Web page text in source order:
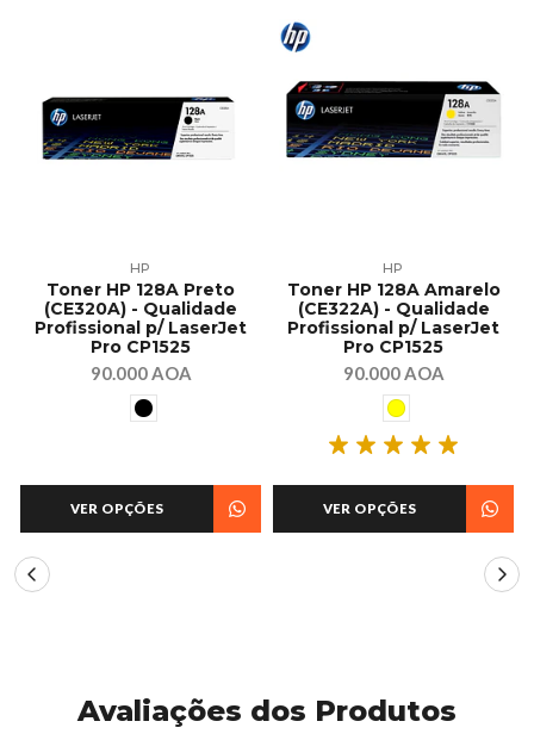
HP
Toner HP 128A Preto
(CE320A) - Qualidade
Profissional p/ LaserJet
Pro CP1525
90.000 AOA
VER OPÇÕES
HP
Toner HP 128A Amarelo
(CE322A) - Qualidade
Profissional p/ LaserJet
Pro CP1525
90.000 AOA
VER OPÇÕES
Avaliações dos Produtos